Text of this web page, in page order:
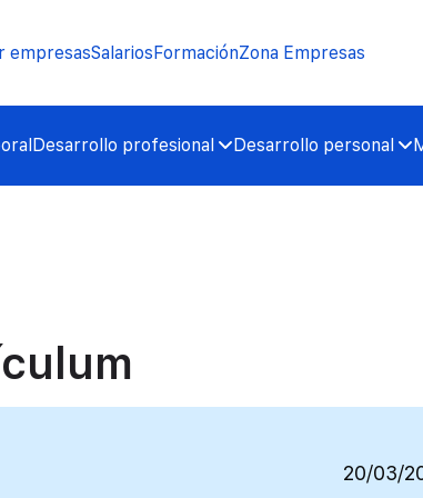
empresasSalariosFormaciónZona Empresas
Desarrollo profesional Desarrollo personal
20/03/